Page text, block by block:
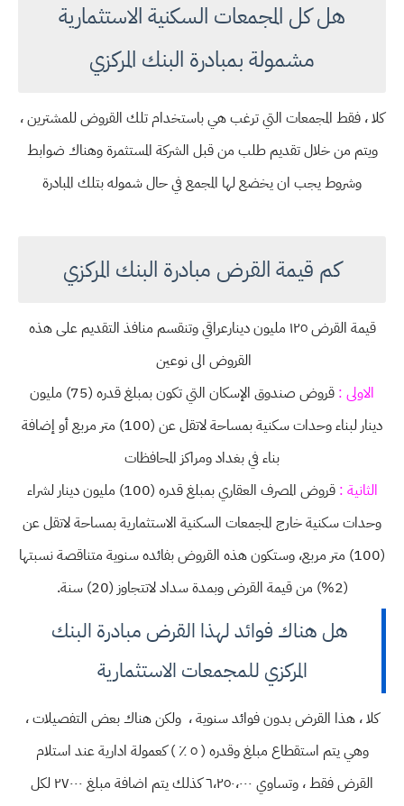
هل كل المجمعات السكنية الاستثمارية
مشمولة بمبادرة البنك المركزي
كلا ، فقط المجمعات التي ترغب هي باستخدام تلك القروض للمشترين ،
ويتم من خلال تقديم طلب من قبل الشركة المستثمرة وهناك ضوابط
وشروط يجب ان يخضع لها المجمع في حال شموله بتلك المبادرة
كم قيمة القرض مبادرة البنك المركزي
قيمة القرض ١٢٥ مليون دينارعراقي وتنقسم منافذ التقديم على هذه
القروض الى نوعين
الاولى :
قروض صندوق الإسكان التي تكون بمبلغ قدره (75) مليون
دينار لبناء وحدات سكنية بمساحة لاتقل عن (100) متر مربع أو إضافة
بناء في بغداد ومراكز المحافظات
الثانية :
قروض المصرف العقاري بمبلغ قدره (100) مليون دينار لشراء
وحدات سكنية خارج المجمعات السكنية الاستثمارية بمساحة لاتقل عن
(100) متر مربع، وستكون هذه القروض بفائده سنوية متناقصة نسبتها
(2%) من قيمة القرض وبمدة سداد لاتتجاوز (20) سنة.
هل هناك فوائد لهذا القرض مبادرة البنك
المركزي للمجمعات الاستثمارية
كلا ، هذا القرض بدون فوائد سنوية ، ولكن هناك بعض التفصيلات ،
وهي يتم استقطاع مبلغ وقدره ( ٥ ٪؜ ) كعمولة ادارية عند استلام
القرض فقط ، وتساوي ٦،٢٥٠،٠٠٠ كذلك يتم اضافة مبلغ ٢٧٠٠٠ لكل